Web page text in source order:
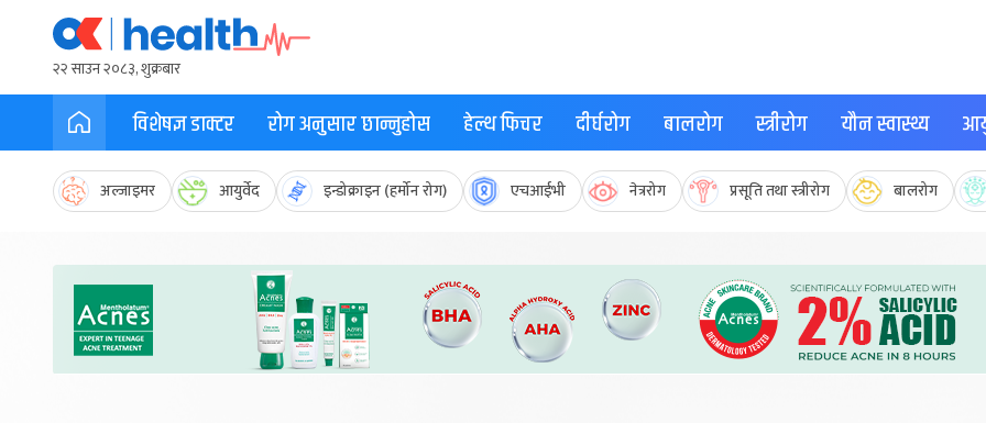
२२ साउन २०८३, शुक्रबार
विशेषज्ञ डाक्टर रोग अनुसार छान्नुहोस हेल्थ फिचर दीर्घरोग बालरोग स्त्रीरोग यौन स्वास्थ्य
अल्जाइमर आयुर्वेद इन्डोक्राइन (हर्मोन रोग) एचआईभी नेत्ररोग प्रसूति तथा स्त्रीरोग बालरोग